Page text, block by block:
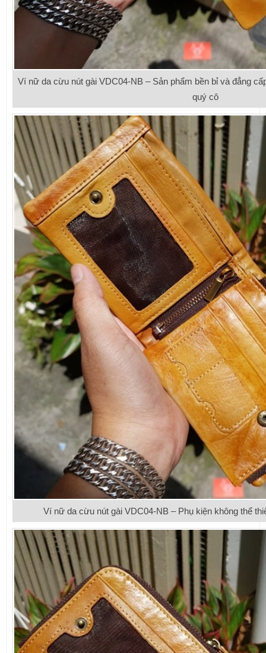
Ví nữ da cừu nút gài VDC04-NB – Sản phẩm bền bỉ và đẳng
quý cô
Ví nữ da cừu nút gài VDC04-NB – Phụ kiện không thể